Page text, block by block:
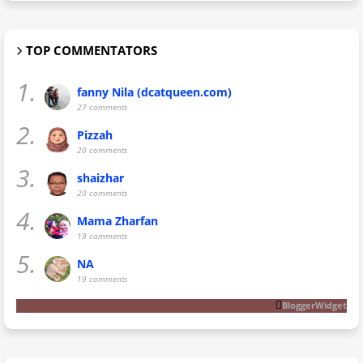
TOP COMMENTATORS
1. fanny Nila (dcatqueen.com)
27 comments
2. Pizzah
20 comments
3. shaizhar
20 comments
4. Mama Zharfan
19 comments
5. NA
19 comments
BloggerWidget